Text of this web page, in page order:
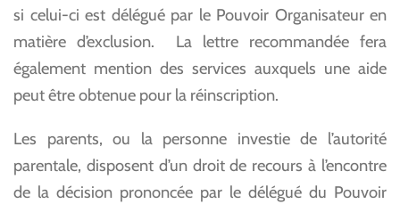
si celui-ci est délégué par le Pouvoir Organisateur en
matière d’exclusion. La lettre recommandée fera
également mention des services auxquels une aide
peut être obtenue pour la réinscription.
Les parents, ou la personne investie de l’autorité
parentale, disposent d’un droit de recours à l’encontre
de la décision prononcée par le délégué du Pouvoir